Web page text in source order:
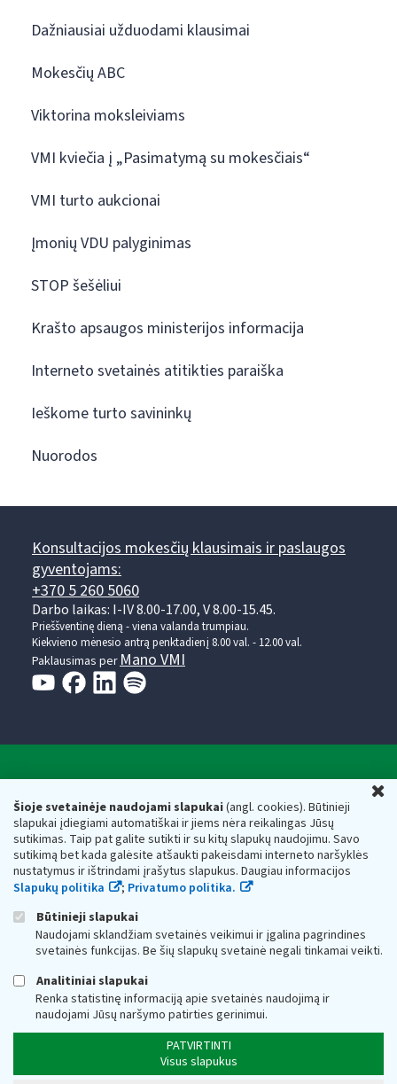
Šioje svetainėje naudojami slapukai(angl. cookies). Būtinieji
slapukai įdiegiami automatiškai ir jiems nėra reikalingas Jūsų
sutikimas. Taip pat galite sutikti ir su kitų slapukų naudojimu. Savo
sutikimą bet kada galėsite atšaukti pakeisdami interneto naršyklės
nustatymus ir ištrindami įrašytus slapukus. Daugiau informacijos
Slapukų politika
; Privatumo politika.
Būtinieji slapukai
Naudojami sklandžiam svetainės veikimui ir įgalina pagrindines
svetainės funkcijas. Be šių slapukų svetainė negali tinkamai veikti.
Analitiniai slapukai
Renka statistinę informaciją apie svetainės naudojimą ir
naudojami Jūsų naršymo patirties gerinimui.
PATVIRTINTI
Visus slapukus
Dažniausiai užduodami klausimai
Mokesčių ABC
Viktorina moksleiviams
VMI kviečia į „Pasimatymą su mokesčiais“
VMI turto aukcionai
Įmonių VDU palyginimas
STOP šešėliui
Krašto apsaugos ministerijos informacija
Interneto svetainės atitikties paraiška
Ieškome turto savininkų
Nuorodos
Konsultacijos mokesčių klausimais ir paslaugos
gyventojams:
+370 5 260 5060
Darbo laikas: I-IV 8.00-17.00, V 8.00-15.45.
Prieššventinę dieną - viena valanda trumpiau.
Kiekvieno mėnesio antrą penktadienį 8.00 val. - 12.00 val.
Paklausimas per Mano VMI
Respublikos finansų ministerijos
Biudžetinė įstaiga. Juridinio asmens kodas — 188659752,
adresas: Vasario 16-osios g. 14, 01107 Vilnius, Lietuva, el.paštas:
vmi@vmi.lt, E. pristatymo dėžutės adresas 188659752
Duomenys apie Valstybinę mokesčių inspekciją prie Lietuvos
Respublikos finansų ministerijos kaupiami ir saugomi Juridinių